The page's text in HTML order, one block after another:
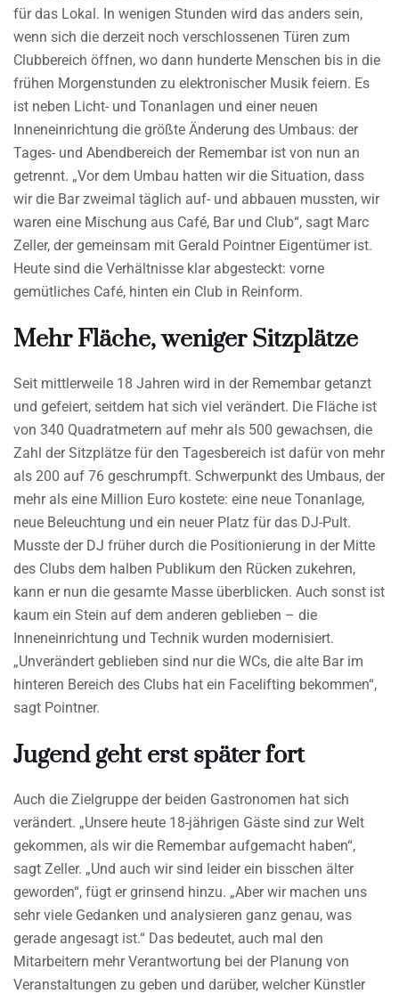
für das Lokal. In wenigen Stunden wird das anders sein,
wenn sich die derzeit noch verschlossenen Türen zum
Clubbereich öffnen, wo dann hunderte Menschen bis in die
frühen Morgenstunden zu elektronischer Musik feiern. Es
ist neben Licht- und Tonanlagen und einer neuen
Inneneinrichtung die größte Änderung des Umbaus: der
Tages- und Abendbereich der Remembar ist von nun an
getrennt. „Vor dem Umbau hatten wir die Situation, dass
wir die Bar zweimal täglich auf- und abbauen mussten, wir
waren eine Mischung aus Café, Bar und Club“, sagt Marc
Zeller, der gemeinsam mit Gerald Pointner Eigentümer ist.
Heute sind die Verhältnisse klar abgesteckt: vorne
gemütliches Café, hinten ein Club in Reinform.
Mehr Fläche, weniger Sitzplätze
Seit mittlerweile 18 Jahren wird in der Remembar getanzt
und gefeiert, seitdem hat sich viel verändert. Die Fläche ist
von 340 Quadratmetern auf mehr als 500 gewachsen, die
Zahl der Sitzplätze für den Tagesbereich ist dafür von mehr
als 200 auf 76 geschrumpft. Schwerpunkt des Umbaus, der
mehr als eine Million Euro kostete: eine neue Tonanlage,
neue Beleuchtung und ein neuer Platz für das DJ-Pult.
Musste der DJ früher durch die Positionierung in der Mitte
des Clubs dem halben Publikum den Rücken zukehren,
kann er nun die gesamte Masse überblicken. Auch sonst ist
kaum ein Stein auf dem anderen geblieben – die
Inneneinrichtung und Technik wurden modernisiert.
„Unverändert geblieben sind nur die WCs, die alte Bar im
hinteren Bereich des Clubs hat ein Facelifting bekommen“,
sagt Pointner.
Jugend geht erst später fort
Auch die Zielgruppe der beiden Gastronomen hat sich
verändert. „Unsere heute 18-jährigen Gäste sind zur Welt
gekommen, als wir die Remembar aufgemacht haben“,
sagt Zeller. „Und auch wir sind leider ein bisschen älter
geworden“, fügt er grinsend hinzu. „Aber wir machen uns
sehr viele Gedanken und analysieren ganz genau, was
gerade angesagt ist.“ Das bedeutet, auch mal den
Mitarbeitern mehr Verantwortung bei der Planung von
Veranstaltungen zu geben und darüber, welcher Künstler